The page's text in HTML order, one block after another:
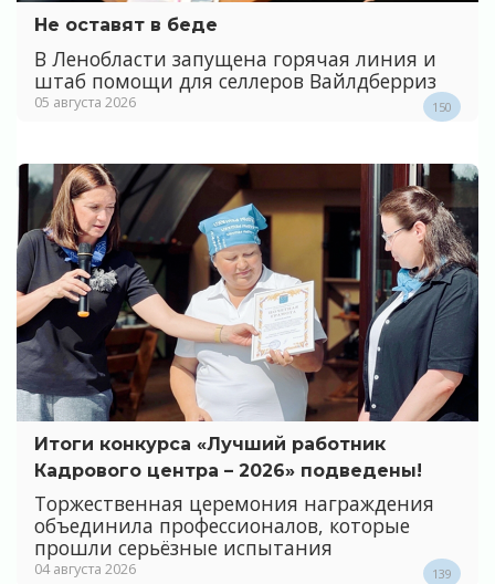
Не оставят в беде
В Ленобласти запущена горячая линия и
штаб помощи для селлеров Вайлдберриз
05 августа 2026 150
Итоги конкурса «Лучший работник
Кадрового центра – 2026» подведены!
Торжественная церемония награждения
объединила профессионалов, которые
прошли серьёзные испытания
04 августа 2026 139